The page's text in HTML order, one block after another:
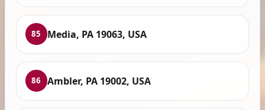
85 Media, PA 19063, USA
86 Ambler, PA 19002, USA